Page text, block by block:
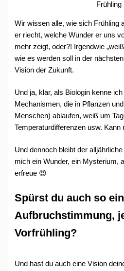
Frühling
Wir wissen alle, wie sich Frühling
er riecht, welche Wunder er uns
mehr zeigt, oder?! Irgendwie
wie es werden soll in der
Vision der Zukunft.
Und ja, klar, als Biologin kenne
Mechanismen, die in Pflanzen
Menschen) ablaufen, weiß um
Temperaturdifferenzen usw. Kann
Und dennoch bleibt der
mich ein Wunder, ein Mysterium,
erfreue 😍
Spürst du auch so
Aufbruchstimmung,
Vorfrühling?
Und hast du auch eine Vision